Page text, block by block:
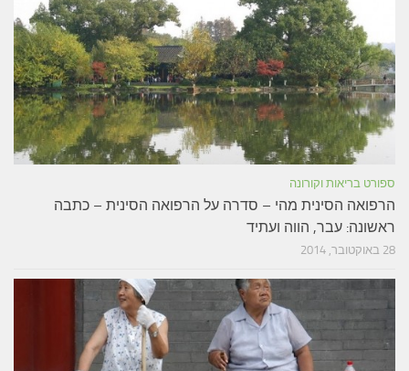
ספורט בריאות וקורונה
הרפואה הסינית מהי – סדרה על הרפואה הסינית – כתבה
ראשונה: עבר, הווה ועתיד
28 באוקטובר, 2014